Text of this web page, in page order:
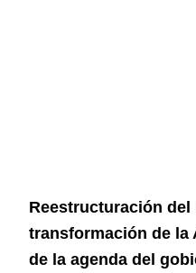
Reestructuración del
transformación de la
de la agenda del